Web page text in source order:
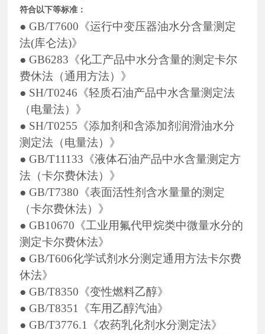
符合以下等标准：
● GB/T7600《运行中变压器油水分含量测定
法(库仑法)》
● GB6283《化工产品中水分含量的测定卡尔
费休法（通用方法）》
● SH/T0246《轻质石油产品中水含量测定法
（电量法）》
● SH/T0255《添加剂和含添加剂润滑油水分
测定法（电量法）》
● GB/T11133《液体石油产品中水含量测定方
法（卡尔费休法）》
● GB/T7380《表面活性剂含水量量的测定
（卡尔费休法）》
● GB10670《工业用氟代甲烷类中微量水分的
测定卡尔费休法》
● GB/T606化学试剂水分测定通用方法卡尔费
休法》
● GB/T8350《变性燃料乙醇》
● GB/T8351《车用乙醇汽油》
● GB/T3776.1《农药乳化剂水分测定法》